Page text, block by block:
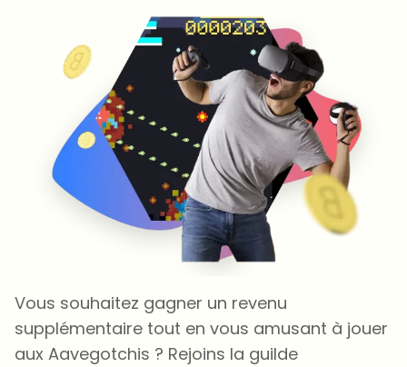
Vous souhaitez gagner un revenu
supplémentaire tout en vous amusant à jouer
aux Aavegotchis ? Rejoins la guilde